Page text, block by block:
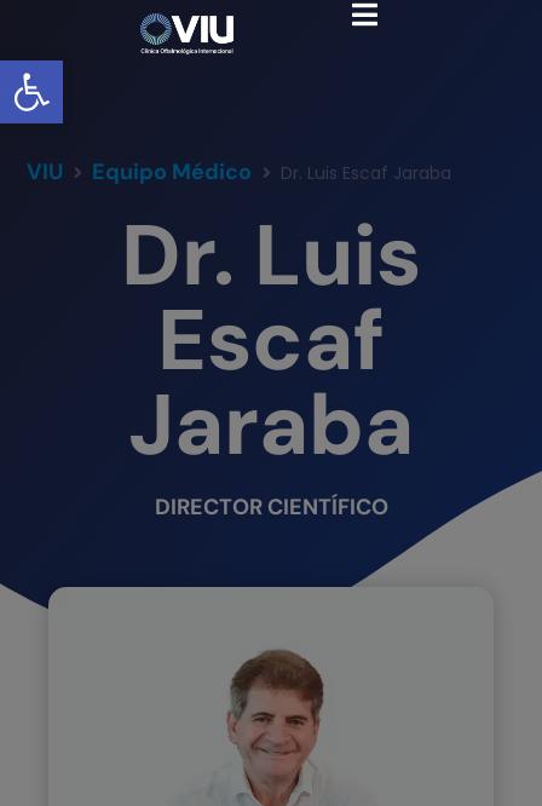
Abrir barra de herramientas
VIU Equipo Médico Dr. Luis Escaf Jaraba
Dr. Luis
Escaf
Jaraba
DIRECTOR CIENTÍFICO